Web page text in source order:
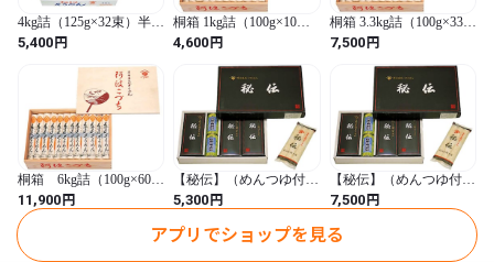
4kg詰（125g×32束）半田
手延そうめん【M-35】
5,400円
桐箱 1kg詰（100g×10
束）【阿波こづち】【K-
1】
4,600円
桐箱 3.3kg詰（100g×33
束）【阿波こづち】【K-
3】
7,500円
桐箱 6kg詰（100g×60
束）【阿波こづち】【K-
6】
11,900円
【秘伝】（めんつゆ付
き）1.8kg詰（300g×6
箱）【HD-1】
5,300円
【秘伝】（めんつゆ付
き）2.7kg詰（300g×9
箱）【HD-2】
7,500円
アプリでショップを見る